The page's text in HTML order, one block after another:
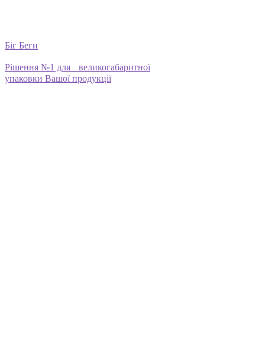
Біг Беги
Рішення №1 для великогабаритної
упаковки Вашої продукції